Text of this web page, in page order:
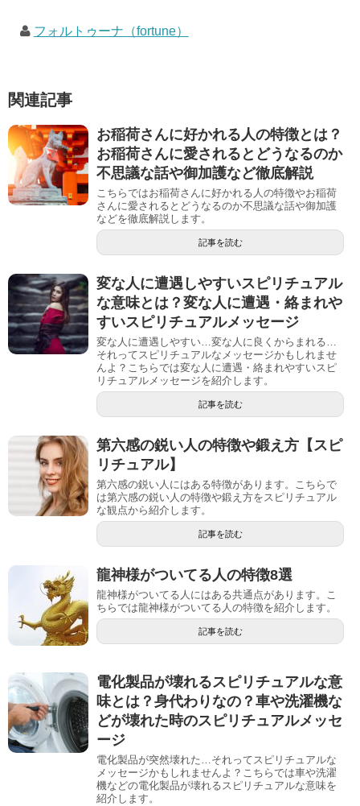
フォルトゥーナ（fortune）
関連記事
お稲荷さんに好かれる人の特徴とは？
お稲荷さんに愛されるとどうなるのか
不思議な話や御加護など徹底解説
こちらではお稲荷さんに好かれる人の特徴やお稲荷
さんに愛されるとどうなるのか不思議な話や御加護
などを徹底解説します。
記事を読む
変な人に遭遇しやすいスピリチュアル
な意味とは？変な人に遭遇・絡まれや
すいスピリチュアルメッセージ
変な人に遭遇しやすい…変な人に良くからまれる…
それってスピリチュアルなメッセージかもしれませ
んよ？こちらでは変な人に遭遇・絡まれやすいスピ
リチュアルメッセージを紹介します。
記事を読む
第六感の鋭い人の特徴や鍛え方【スピ
リチュアル】
第六感の鋭い人にはある特徴があります。こちらで
は第六感の鋭い人の特徴や鍛え方をスピリチュアル
な観点から紹介します。
記事を読む
龍神様がついてる人の特徴8選
龍神様がついてる人にはある共通点があります。こ
ちらでは龍神様がついてる人の特徴を紹介します。
記事を読む
電化製品が壊れるスピリチュアルな意
味とは？身代わりなの？車や洗濯機な
どが壊れた時のスピリチュアルメッセ
ージ
電化製品が突然壊れた…それってスピリチュアルな
メッセージかもしれませんよ？こちらでは車や洗濯
機などの電化製品が壊れるスピリチュアルな意味を
紹介します。